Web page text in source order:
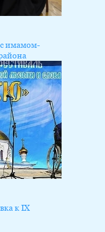
с имамом-
к IX